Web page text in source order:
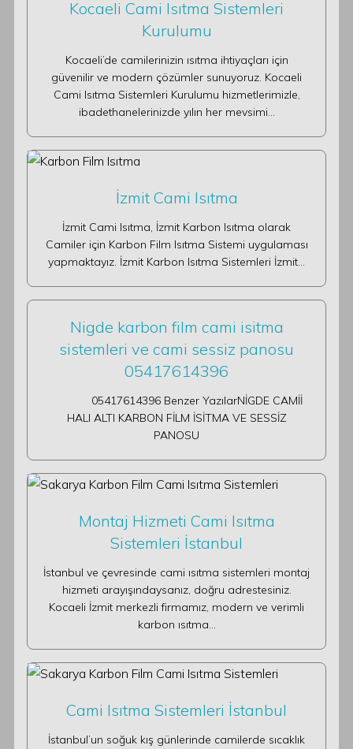
Kocaeli Cami Isıtma Sistemleri
Kurulumu
Kocaeli’de camilerinizin ısıtma ihtiyaçları için
güvenilir ve modern çözümler sunuyoruz. Kocaeli
Cami Isıtma Sistemleri Kurulumu hizmetlerimizle,
ibadethanelerinizde yılın her mevsimi…
İzmit Cami Isıtma
İzmit Cami Isıtma, İzmit Karbon Isıtma olarak
Camiler için Karbon Film Isıtma Sistemi uygulaması
yapmaktayız. İzmit Karbon Isıtma Sistemleri İzmit…
Nigde karbon film cami isitma
sistemleri ve cami sessiz panosu
05417614396
05417614396 Benzer YazılarNİGDE CAMİİ
HALI ALTI KARBON FİLM İSİTMA VE SESSİZ
PANOSU
Montaj Hizmeti Cami Isıtma
Sistemleri İstanbul
İstanbul ve çevresinde cami ısıtma sistemleri montaj
hizmeti arayışındaysanız, doğru adrestesiniz.
Kocaeli İzmit merkezli firmamız, modern ve verimli
karbon ısıtma…
Cami Isıtma Sistemleri İstanbul
İstanbul’un soğuk kış günlerinde camilerde sıcaklık